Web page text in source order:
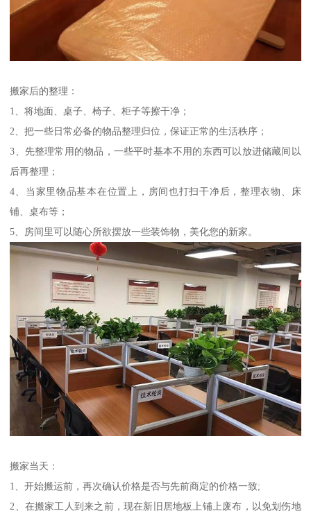
搬家后的整理：
1、将地面、桌子、椅子、柜子等擦干净；
2、把一些日常必备的物品整理归位，保证正常的生活秩序；
3、先整理常用的物品，一些平时基本不用的东西可以放进储藏间以
后再整理；
4、当家里物品基本在位置上，房间也打扫干净后，整理衣物、床
铺、桌布等；
5、房间里可以随心所欲摆放一些装饰物，美化您的新家。
搬家当天：
1、开始搬运前，再次确认价格是否与先前商定的价格一致;
2、在搬家工人到来之前，现在新旧居地板上铺上废布，以免划伤地